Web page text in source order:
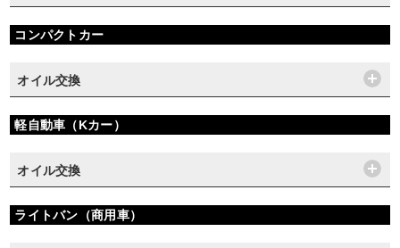
コンパクトカー
オイル交換
軽自動車（Kカー）
オイル交換
ライトバン（商用車）